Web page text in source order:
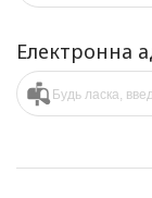
Електронна